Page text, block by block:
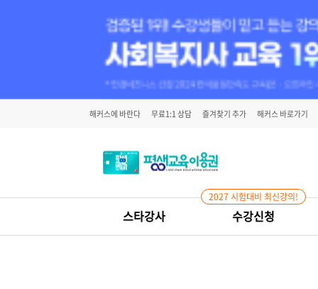
해커스에 바란다 무료1:1 상담 즐겨찾기 추가 해커스 바로가기
스타강사 수강신청
2027 시험대비 최신강의!